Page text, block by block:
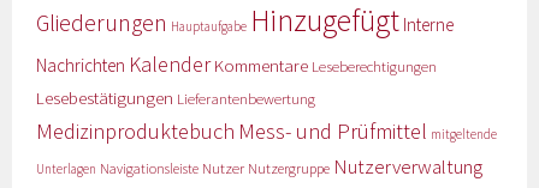
Gliederungen Hauptaufgabe Hinzugefügt Interne
Nachrichten KalenderKommentare Leseberechtigungen
Lesebestätigungen Lieferantenbewertung
Medizinproduktebuch Mess- und Prüfmittel mitgeltende
Unterlagen Navigationsleiste Nutzer Nutzergruppe Nutzerverwaltung